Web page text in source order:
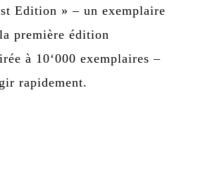
Edition » – un exemplaire
première édition
à 10‘000 exemplaires –
rapidement.